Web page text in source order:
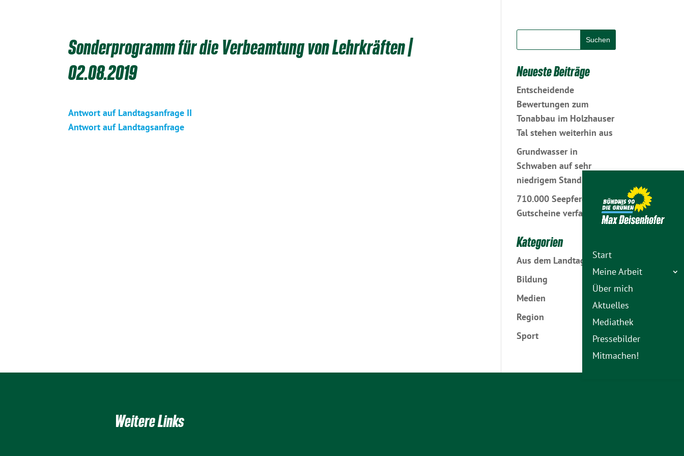
Start
Meine Arbeit
Über mich
Aktuelles
Mediathek
Pressebilder
Mitmachen!
Sonderprogramm für die Verbeamtung von Lehrkräften |
02.08.2019
Antwort auf Landtagsanfrage II
Antwort auf Landtagsanfrage
Neueste Beiträge
Entscheidende
Bewertungen zum
Tonabbau im Holzhauser
Tal stehen weiterhin aus
Grundwasser in
Schwaben auf sehr
niedrigem Stand
710.000 Seepferdchen-
Gutscheine verfallen
Kategorien
Aus dem Landtag
Bildung
Medien
Region
Sport
Weitere Links